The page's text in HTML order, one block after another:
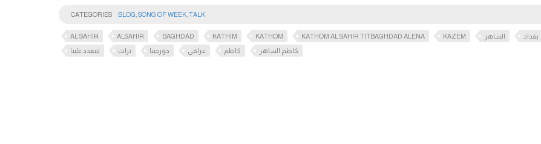
CATEGORIES BLOG SONG OF WEEK TALK
AL SAHIR ALSAHIR BAGHDAD KATHIM KATHOM KATHOM AL SAHIR TITBAGHDAD ALENA KAZEM الساهر
بغداد
تتبغدد علينا
تراث جورجينا عراقي كاظم كاظم الساهر